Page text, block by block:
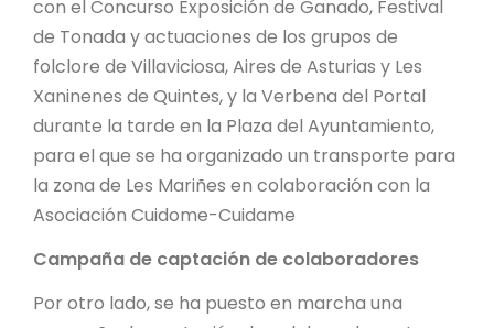
con el Concurso Exposición de Ganado, Festival
de Tonada y actuaciones de los grupos de
folclore de Villaviciosa, Aires de Asturias y Les
Xaninenes de Quintes, y la Verbena del Portal
durante la tarde en la Plaza del Ayuntamiento,
para el que se ha organizado un transporte para
la zona de Les Mariñes en colaboración con la
Asociación Cuidome-Cuidame
Campaña de captación de colaboradores
Por otro lado, se ha puesto en marcha una